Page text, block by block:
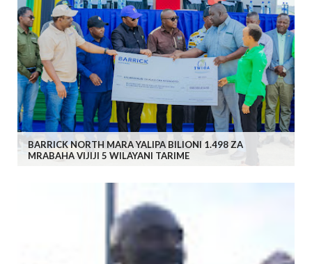
BARRICK NORTH MARA YALIPA BILIONI 1.498 ZA
MRABAHA VIJIJI 5 WILAYANI TARIME